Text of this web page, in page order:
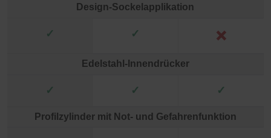
Design-Sockelapplikation
✓ ✓ ❌
Edelstahl-Innendrücker
✓ ✓ ✓
Profilzylinder mit Not- und Gefahrenfunktion